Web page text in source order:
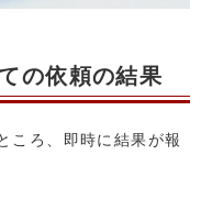
の依頼の結果
ころ、即時に結果が報